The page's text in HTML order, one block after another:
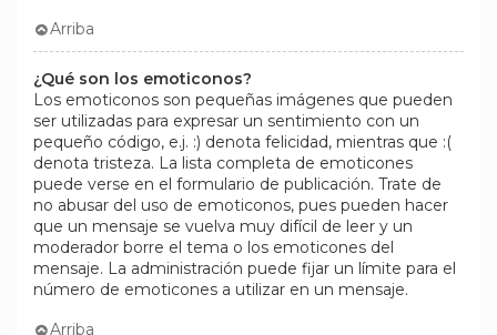
Arriba
¿Qué son los emoticonos?
Los emoticonos son pequeñas imágenes que pueden
ser utilizadas para expresar un sentimiento con un
pequeño código, e.j. :) denota felicidad, mientras que :(
denota tristeza. La lista completa de emoticones
puede verse en el formulario de publicación. Trate de
no abusar del uso de emoticonos, pues pueden hacer
que un mensaje se vuelva muy difícil de leer y un
moderador borre el tema o los emoticones del
mensaje. La administración puede fijar un límite para el
número de emoticones a utilizar en un mensaje.
Arriba